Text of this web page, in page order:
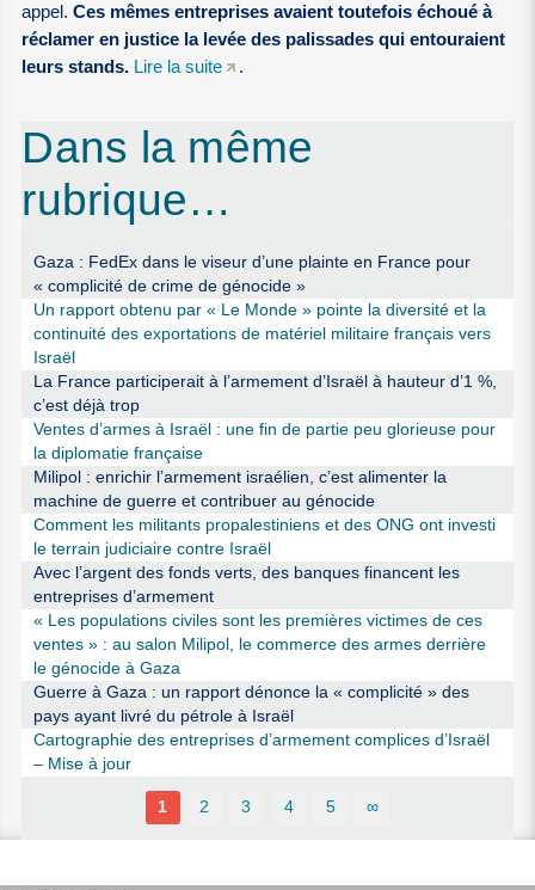
appel.Ces mêmes entreprises avaient toutefois échoué à
réclamer en justice la levée des palissades qui entouraient
leurs stands. Lire la suite .
Dans la même
rubrique…
Gaza : FedEx dans le viseur d’une plainte en France pour
« complicité de crime de génocide »
Un rapport obtenu par « Le Monde » pointe la diversité et la
continuité des exportations de matériel militaire français vers
Israël
La France participerait à l’armement d’Israël à hauteur d’1 %,
c’est déjà trop
Ventes d’armes à Israël : une fin de partie peu glorieuse pour
la diplomatie française
Milipol : enrichir l’armement israélien, c’est alimenter la
machine de guerre et contribuer au génocide
Comment les militants propalestiniens et des ONG ont investi
le terrain judiciaire contre Israël
Avec l’argent des fonds verts, des banques financent les
entreprises d’armement
« Les populations civiles sont les premières victimes de ces
ventes » : au salon Milipol, le commerce des armes derrière
le génocide à Gaza
Guerre à Gaza : un rapport dénonce la « complicité » des
pays ayant livré du pétrole à Israël
Cartographie des entreprises d’armement complices d’Israël
– Mise à jour
1 2 3 4 5 ∞